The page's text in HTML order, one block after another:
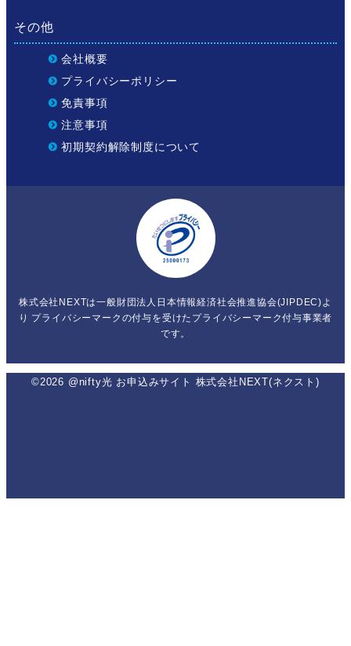
その他
会社概要
プライバシーポリシー
免責事項
注意事項
初期契約解除制度について
株式会社NEXTは一般財団法人日本情報経済社会推進協会(JIPDEC)よ
り
プライバシーマークの付与を受けたプライバシーマーク付与事業者
です。
©2026 @nifty光 お申込みサイト 株式会社NEXT(ネクスト)